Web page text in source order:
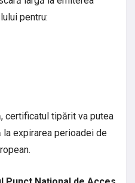
pentru:
certificatul tipărit va putea
expirarea perioadei de